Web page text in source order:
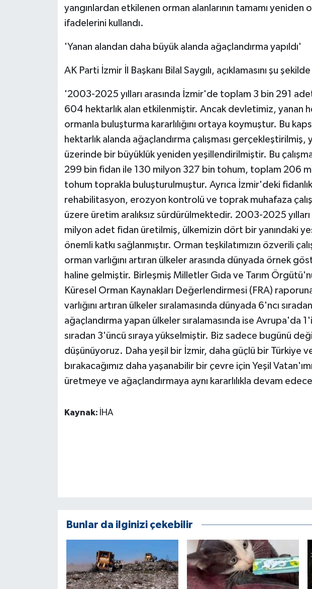
yangınlardan etkilenen orman alanlarının tamamı yeniden
ifadelerini kullandı.
'Yanan alandan daha büyük alanda ağaçlandırma yapıldı'
AK Parti İzmir İl Başkanı Bilal Saygılı, açıklamasını şu
'2003-2025 yılları arasında İzmir'de toplam 3 bin 291
604 hektarlık alan etkilenmiştir. Ancak devletimiz, yanan
ormanla buluşturma kararlılığını ortaya koymuştur. Bu
hektarlık alanda ağaçlandırma çalışması gerçekleştirilmiş,
üzerinde bir büyüklük yeniden yeşillendirilmiştir. Bu
299 bin fidan ile 130 milyon 327 bin tohum, toplam 206
tohum toprakla buluşturulmuştur. Ayrıca İzmir'deki
rehabilitasyon, erozyon kontrolü ve toprak muhafaza
üzere üretim aralıksız sürdürülmektedir. 2003-2025 yılları
milyon adet fidan üretilmiş, ülkemizin dört bir yanındaki
önemli katkı sağlanmıştır. Orman teşkilatımızın özverili
orman varlığını artıran ülkeler arasında dünyada örnek
haline gelmiştir. Birleşmiş Milletler Gıda ve Tarım
Küresel Orman Kaynakları Değerlendirmesi (FRA)
varlığını artıran ülkeler sıralamasında dünyada 6'ncı
ağaçlandırma yapan ülkeler sıralamasında ise Avrupa'da
sıradan 3'üncü sıraya yükselmiştir. Biz sadece bugünü
düşünüyoruz. Daha yeşil bir İzmir, daha güçlü bir Türkiye
bırakacağımız daha yaşanabilir bir çevre için Yeşil
üretmeye ve ağaçlandırmaya aynı kararlılıkla devam
Kaynak: İHA
Bunlar da ilginizi çekebilir